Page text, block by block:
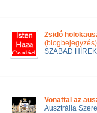
Zsidó
(blogbejegyzés)
SZABAD HÍREK
Vonattal az
Ausztrália